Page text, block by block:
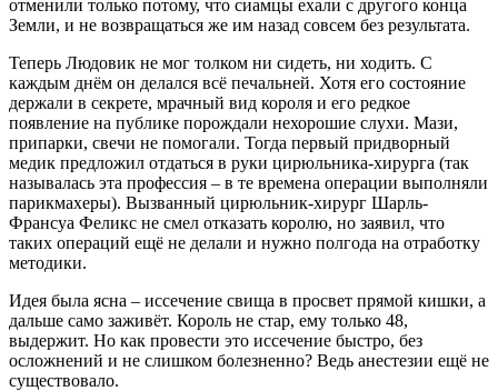
отменили только потому, что сиамцы ехали с другого конца
Земли, и не возвращаться же им назад совсем без результата.
Теперь Людовик не мог толком ни сидеть, ни ходить. С
каждым днём он делался всё печальней. Хотя его состояние
держали в секрете, мрачный вид короля и его редкое
появление на публике порождали нехорошие слухи. Мази,
припарки, свечи не помогали. Тогда первый придворный
медик предложил отдаться в руки цирюльника-хирурга (так
называлась эта профессия – в те времена операции выполняли
парикмахеры). Вызванный цирюльник-хирург Шарль-
Франсуа Феликс не смел отказать королю, но заявил, что
таких операций ещё не делали и нужно полгода на отработку
методики.
Идея была ясна – иссечение свища в просвет прямой кишки, а
дальше само заживёт. Король не стар, ему только 48,
выдержит. Но как провести это иссечение быстро, без
осложнений и не слишком болезненно? Ведь анестезии ещё не
существовало.